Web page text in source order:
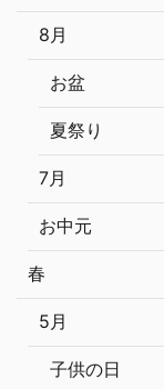
8月
お盆
夏祭り
7月
お中元
春
5月
子供の日